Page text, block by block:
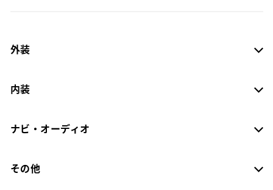
外装
内装
ナビ・オーディオ
その他